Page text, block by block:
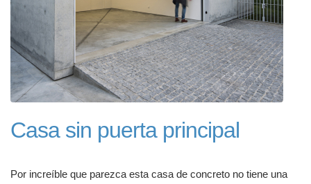
Casa sin puerta principal
Por increíble que parezca esta casa de concreto no tiene una